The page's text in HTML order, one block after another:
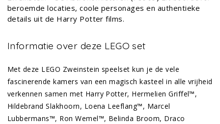
beroemde locaties, coole personages en authentieke
details uit de Harry Potter films.
Informatie over deze LEGO set
Met deze LEGO Zweinstein speelset kun je de vele
fascinerende kamers van een magisch kasteel in alle vrijheid
verkennen samen met Harry Potter, Hermelien Griffel™,
Hildebrand Slakhoorn, Loena Leeflang™, Marcel
Lubbermans™, Ron Wemel™, Belinda Broom, Draco